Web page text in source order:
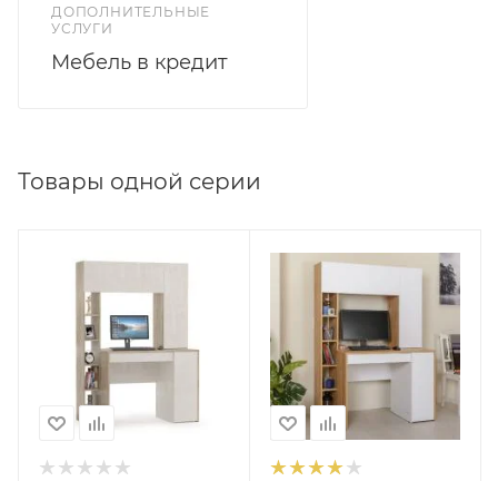
ДОПОЛНИТЕЛЬНЫЕ
УСЛУГИ
Мебель в кредит
Товары одной серии